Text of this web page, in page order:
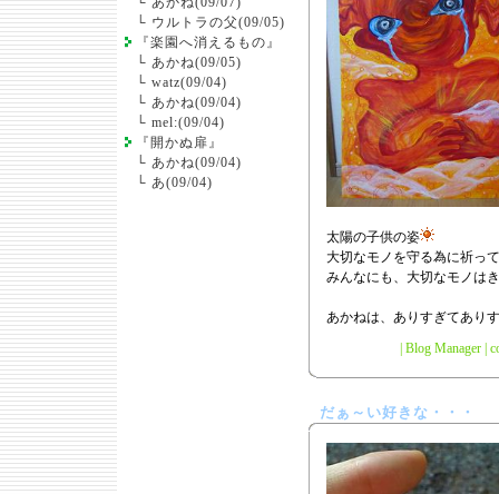
└ ウルトラの父(09/05)
『楽園へ消えるもの』
└ あかね(09/05)
└ watz(09/04)
└ あかね(09/04)
└ mel:(09/04)
『開かぬ扉』
└ あかね(09/04)
└ あ(09/04)
太陽の子供の姿
大切なモノを守る為に祈っ
みんなにも、大切なモノは
あかねは、ありすぎてあり
Blog Manager|
だぁ～い好きな・・・